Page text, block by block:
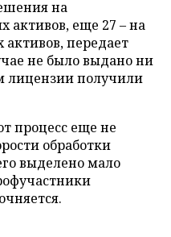
на
активов, еще 27 – на
активов, передает
не было выдано ни
лицензии получили
процесс еще не
обработки
выделено мало